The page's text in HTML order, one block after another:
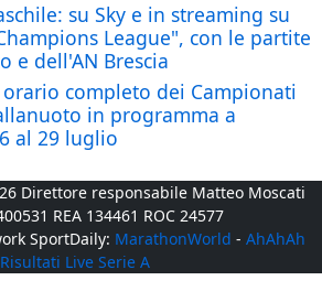
su Sky e in streaming su
League", con le partite
e dell'AN Brescia
completo dei Campionati
in programma a
al 29 luglio
Direttore responsabile Matteo Moscati
REA 134461 ROC 24577
SportDaily: MarathonWorld - AhAhAh
Risultati Live Serie A